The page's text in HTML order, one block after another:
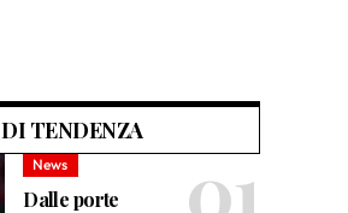
DI TENDENZA
News
Dalle porte